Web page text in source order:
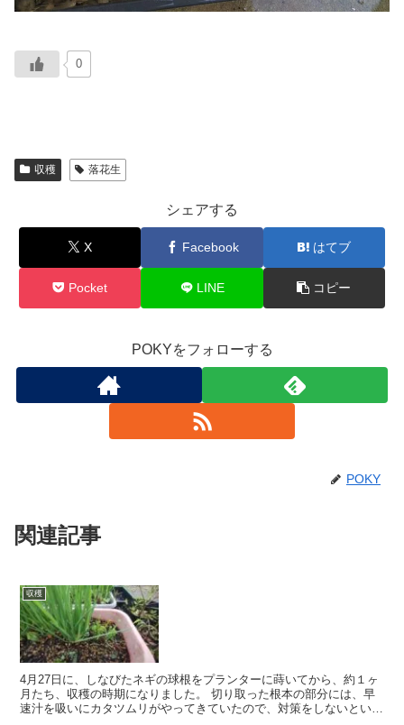
0
収穫 落花生
シェアする
X Facebook はてブ
Pocket LINE コピー
POKYをフォローする
POKY
関連記事
収穫
4月27日に、しなびたネギの球根をプランターに蒔いてから、約１ヶ
月たち、収穫の時期になりました。 切り取った根本の部分には、早
速汁を吸いにカタツムリがやってきていたので、対策をしないといけ